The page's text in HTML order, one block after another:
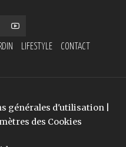
LIFESTYLE CONTACT
générales d'utilisation
des Cookies